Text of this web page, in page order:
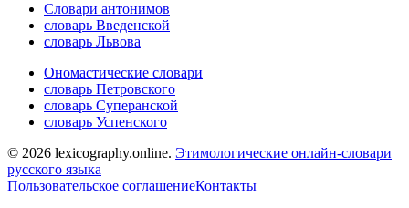
Словари антонимов
словарь Введенской
словарь Львова
Ономастические словари
словарь Петровского
словарь Суперанской
словарь Успенского
© 2026 lexicography.online. Этимологические онлайн-словари
русского языка
Пользовательское соглашениеКонтакты